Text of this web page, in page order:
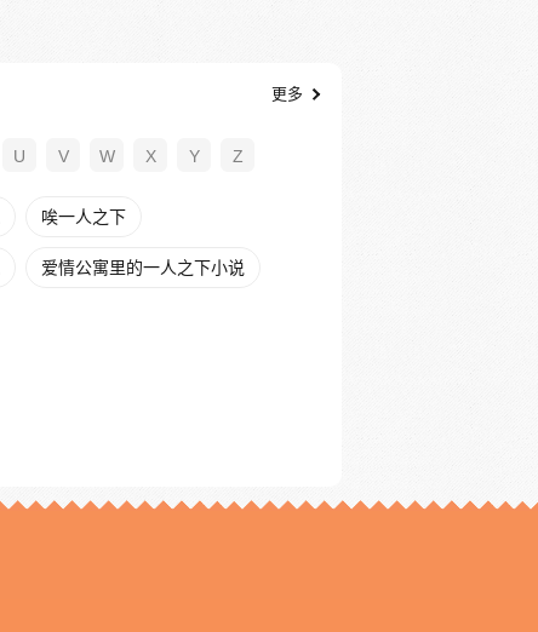
更多
U V W X Y Z
唉一人之下
爱情公寓里的一人之下小说